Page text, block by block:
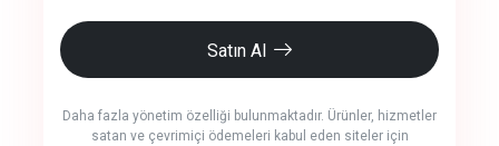
Satın Al
Daha fazla yönetim özelliği bulunmaktadır. Ürünler, hizmetler
satan ve çevrimiçi ödemeleri kabul eden siteler için